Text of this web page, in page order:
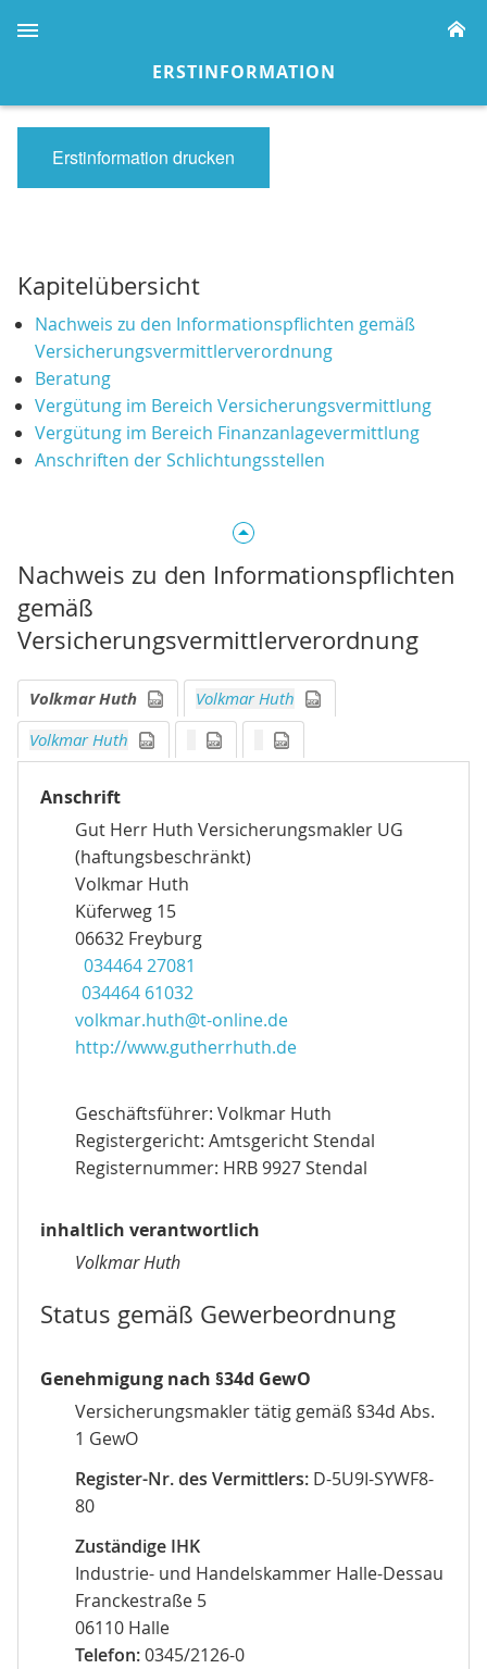
ERSTINFORMATION
Erstinformation drucken
Kapitelübersicht
Nachweis zu den Informationspflichten gemäß
Versicherungsvermittlerverordnung
Beratung
Vergütung im Bereich Versicherungsvermittlung
Vergütung im Bereich Finanzanlagevermittlung
Anschriften der Schlichtungsstellen
Nachweis zu den Informationspflichten
gemäß
Versicherungsvermittlerverordnung
Volkmar Huth Erstinformation drucken
Volkmar Huth
Volkmar Huth
Erstinformation drucken
Erstinformation drucken
Anschrift
Gut Herr Huth Versicherungsmakler UG
(haftungsbeschränkt)
Volkmar Huth
Küferweg 15
06632 Freyburg
034464 27081
034464 61032
volkmar.huth@t-online.de
http://www.gutherrhuth.de
Geschäftsführer: Volkmar Huth
Registergericht: Amtsgericht Stendal
Registernummer: HRB 9927 Stendal
inhaltlich verantwortlich
Volkmar Huth
Status gemäß Gewerbeordnung
Genehmigung nach §34d GewO
Versicherungsmakler tätig gemäß §34d Abs.
1 GewO
Register-Nr. des Vermittlers: D-5U9I-SYWF8-
80
Zuständige IHK
Industrie- und Handelskammer Halle-Dessau
Franckestraße 5
06110 Halle
Telefon:0345/2126-0